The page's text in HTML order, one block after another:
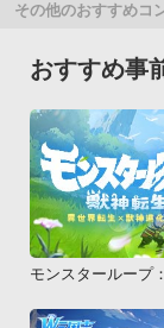
その他のおすすめコ
おすすめ事
モンスターループ